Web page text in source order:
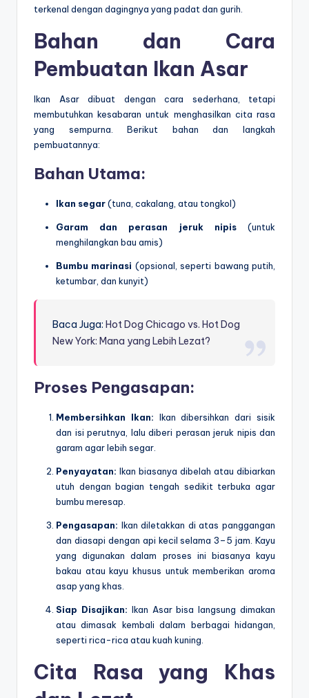
terkenal dengan dagingnya yang padat dan gurih.
Bahan dan Cara
Pembuatan Ikan Asar
Ikan Asar dibuat dengan cara sederhana, tetapi
membutuhkan kesabaran untuk menghasilkan cita rasa
yang sempurna. Berikut bahan dan langkah
pembuatannya:
Bahan Utama:
Ikan segar(tuna, cakalang, atau tongkol)
Garam dan perasan jeruk nipis(untuk
menghilangkan bau amis)
Bumbu marinasi (opsional, seperti bawang putih,
ketumbar, dan kunyit)
Baca Juga:Hot Dog Chicago vs. Hot Dog
New York: Mana yang Lebih Lezat?
Proses Pengasapan:
Membersihkan Ikan: Ikan dibersihkan dari sisik
dan isi perutnya, lalu diberi perasan jeruk nipis dan
garam agar lebih segar.
Penyayatan: Ikan biasanya dibelah atau dibiarkan
utuh dengan bagian tengah sedikit terbuka agar
bumbu meresap.
Pengasapan: Ikan diletakkan di atas panggangan
dan diasapi dengan api kecil selama 3–5 jam. Kayu
yang digunakan dalam proses ini biasanya kayu
bakau atau kayu khusus untuk memberikan aroma
asap yang khas.
Siap Disajikan: Ikan Asar bisa langsung dimakan
atau dimasak kembali dalam berbagai hidangan,
seperti rica-rica atau kuah kuning.
Cita Rasa yang Khas